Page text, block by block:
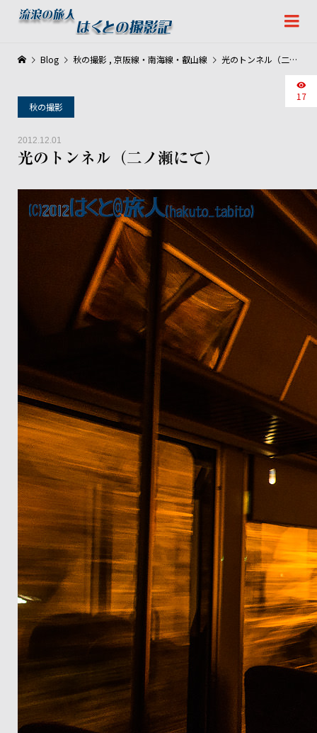
秋の撮影
2012.12.01
光のトンネル（二ノ瀬にて）
17
Blog 秋の撮影 , 京阪線・南海線・叡山線 光のトンネル（二ノ瀬にて）